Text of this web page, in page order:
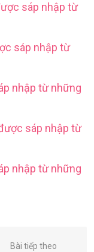
sáp nhập từ
sáp nhập từ
nhập từ những
sáp nhập từ
nhập từ những
Bài tiếp theo